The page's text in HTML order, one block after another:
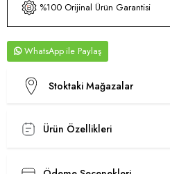
%100 Orijinal Ürün Garantisi
WhatsApp
Stoktaki Mağazalar
Ürün Özellikleri